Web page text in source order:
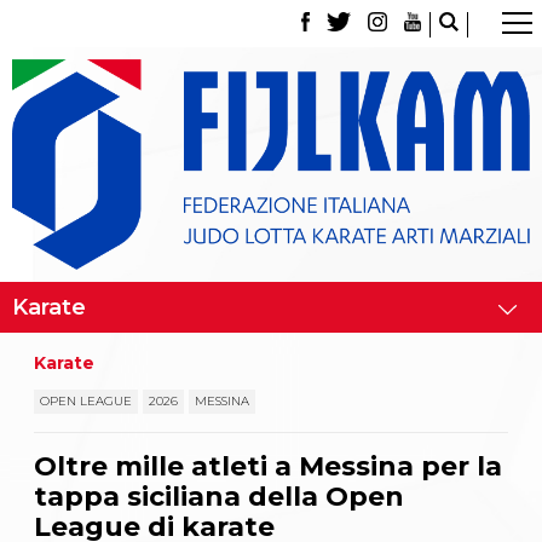
La Federazione
Tesseramento
Contatti
Norme e modulistica Affiliazioni e Tesseramenti
Classifica Società Sportive con più di 100 atleti
tesserati
Giustizia Sportiva
Partners
La disciplina
News
Attività Didattica
Karate
OPEN LEAGUE 2026 MESSINA
Oltre mille atleti a Messina per la
tappa siciliana della Open
League di karate